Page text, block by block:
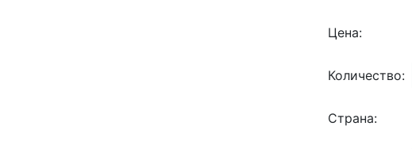
Цена:
Количество:
Страна: